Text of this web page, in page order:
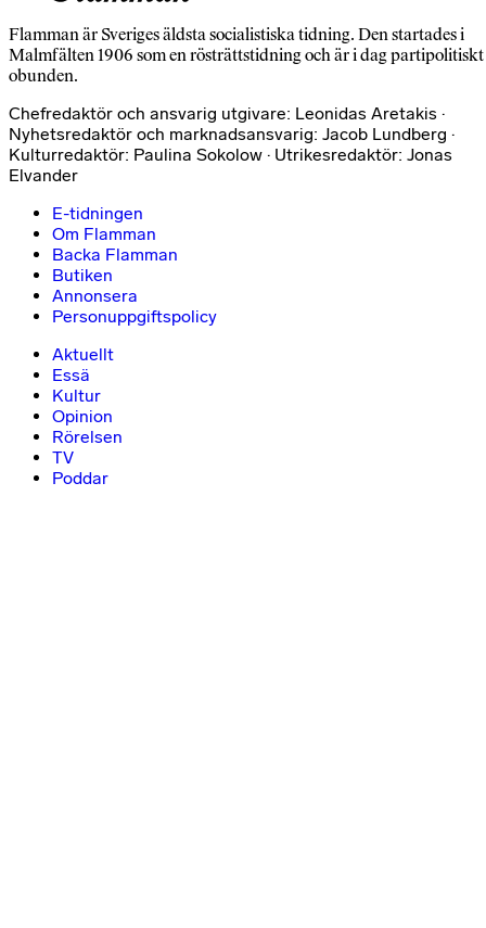
Flamman är Sveriges äldsta socialistiska tidning. Den startades i
Malmfälten 1906 som en rösträttstidning och är i dag partipolitiskt
obunden.
Chefredaktör och ansvarig utgivare: Leonidas Aretakis ·
Nyhetsredaktör och marknadsansvarig: Jacob Lundberg ·
Kulturredaktör: Paulina Sokolow · Utrikesredaktör: Jonas
Elvander
E-tidningen
Om Flamman
Backa Flamman
Butiken
Annonsera
Personuppgiftspolicy
Aktuellt
Essä
Kultur
Opinion
Rörelsen
TV
Poddar